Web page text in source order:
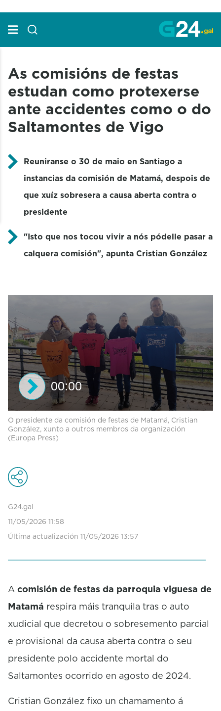
As comisións de festas
estudan como protexerse
ante accidentes como o do
Saltamontes de Vigo
Reuniranse o 30 de maio en Santiago a
instancias da comisión de Matamá, despois de
que xuíz sobresera a causa aberta contra o
presidente
"Isto que nos tocou vivir a nós pódelle pasar a
calquera comisión", apunta Cristian González
s
e
c
d
s
0
s
c
00:00
O presidente da comisión de festas de Matamá, Cristian
González, xunto a outros membros da organización
(Europa Press)
G24.gal
11/05/2026 11:58
Última actualización 11/05/2026 13:57
A comisión de festas da parroquia viguesa de
Matamá respira máis tranquila tras o auto
xudicial que decretou o sobresemento parcial
e provisional da causa aberta contra o seu
presidente polo accidente mortal do
Saltamontes ocorrido en agosto de 2024.
Cristian González fixo un chamamento á